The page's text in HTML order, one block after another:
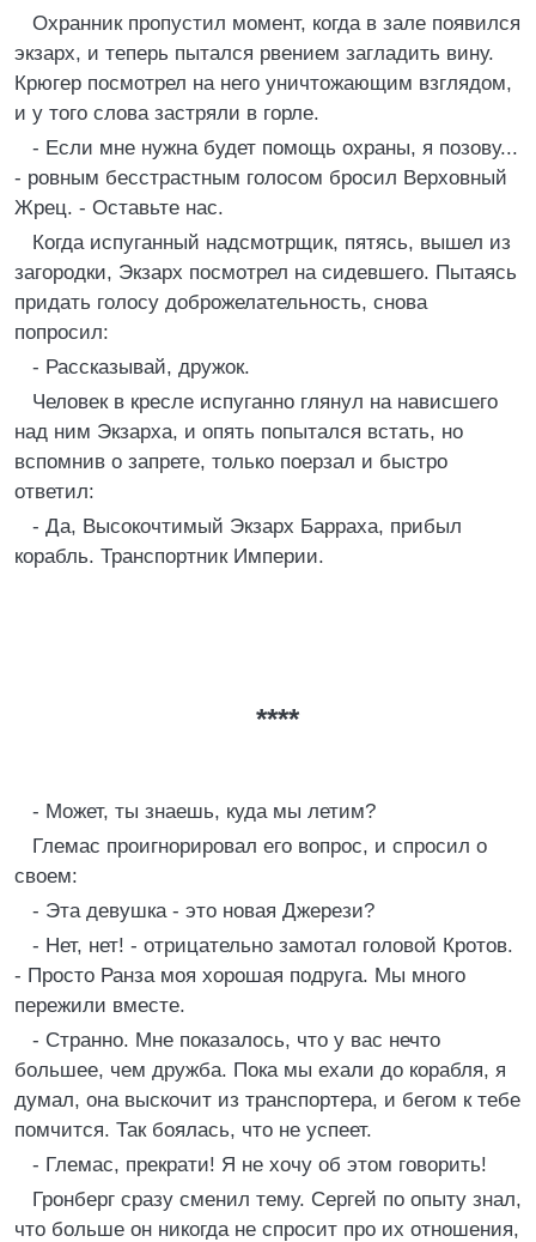
Охранник пропустил момент, когда в зале появился
экзарх, и теперь пытался рвением загладить вину.
Крюгер посмотрел на него уничтожающим взглядом,
и у того слова застряли в горле.
- Если мне нужна будет помощь охраны, я позову...
- ровным бесстрастным голосом бросил Верховный
Жрец. - Оставьте нас.
Когда испуганный надсмотрщик, пятясь, вышел из
загородки, Экзарх посмотрел на сидевшего. Пытаясь
придать голосу доброжелательность, снова
попросил:
- Рассказывай, дружок.
Человек в кресле испуганно глянул на нависшего
над ним Экзарха, и опять попытался встать, но
вспомнив о запрете, только поерзал и быстро
ответил:
- Да, Высокочтимый Экзарх Барраха, прибыл
корабль. Транспортник Империи.
****
- Может, ты знаешь, куда мы летим?
Глемас проигнорировал его вопрос, и спросил о
своем:
- Эта девушка - это новая Джерези?
- Нет, нет! - отрицательно замотал головой Кротов.
- Просто Ранза моя хорошая подруга. Мы много
пережили вместе.
- Странно. Мне показалось, что у вас нечто
большее, чем дружба. Пока мы ехали до корабля, я
думал, она выскочит из транспортера, и бегом к тебе
помчится. Так боялась, что не успеет.
- Глемас, прекрати! Я не хочу об этом говорить!
Гронберг сразу сменил тему. Сергей по опыту знал,
что больше он никогда не спросит про их отношения,